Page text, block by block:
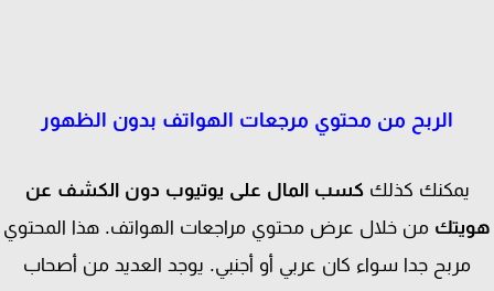
الربح من محتوي مرجعات الهواتف بدون الظهور
يمكنك كذلككسب المال على يوتيوب دون الكشف عن
من خلال عرض محتوي مراجعات الهواتف. هذا المحتوي
مربح جدا سواء كان عربي أو أجنبي. يوجد العديد من أصحاب